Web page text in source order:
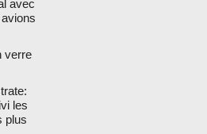
avec
verre
les
plus